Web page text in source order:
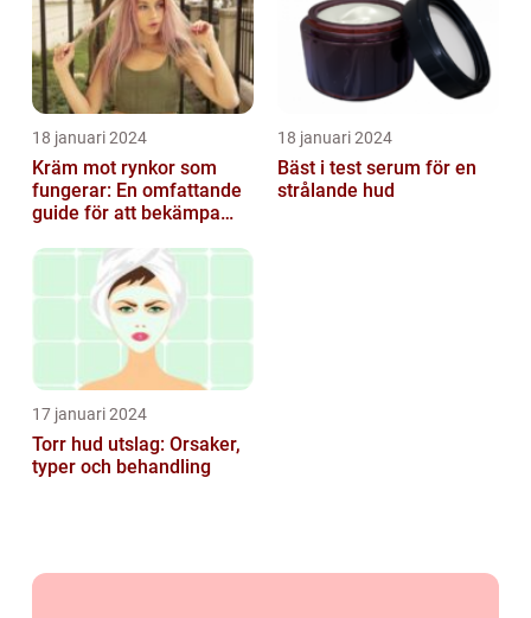
18 januari 2024
Kräm mot rynkor som
fungerar: En omfattande
guide för att bekämpa
18 januari 2024
Bäst i test serum för en
strålande hud
17 januari 2024
Torr hud utslag: Orsaker,
typer och behandling